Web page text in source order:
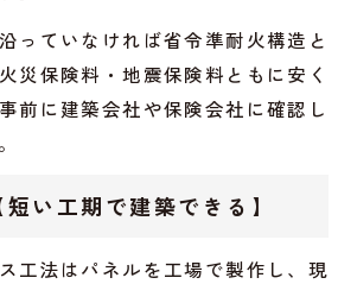
っていなければ省令準耐火構造と
災保険料・地震保険料ともに安く
前に建築会社や保険会社に確認し
い工期で建築できる】
工法はパネルを工場で製作し、現